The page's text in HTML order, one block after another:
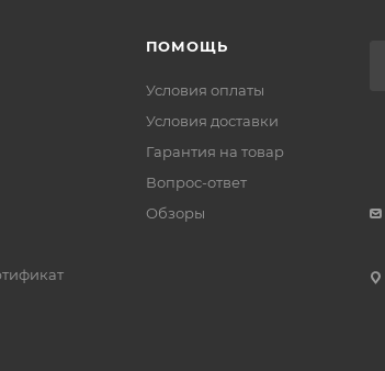
ПОМОЩЬ
Условия оплаты
Условия доставки
Гарантия на товар
Вопрос-ответ
Обзоры